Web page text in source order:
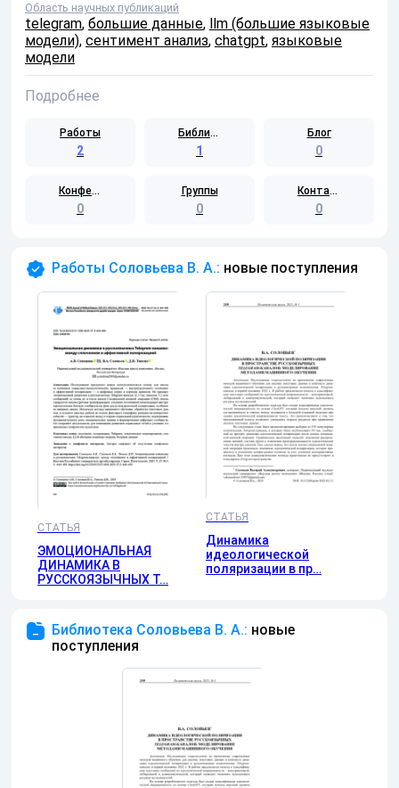
Область научных публикаций
telegram, большие данные, llm (большие языковые
модели), сентимент анализ, chatgpt, языковые
модели
Подробнее
Работы
2
Библиотека
1
Блог
0
Конференции
0
Группы
0
Контакты
0
Работы Соловьева В. А.: новые поступления
СТАТЬЯ
ЭМОЦИОНАЛЬНАЯ
ДИНАМИКА В
РУССКОЯЗЫЧНЫХ T…
СТАТЬЯ
Динамика
идеологической
поляризации в пр…
Библиотека Соловьева В. А.: новые
поступления